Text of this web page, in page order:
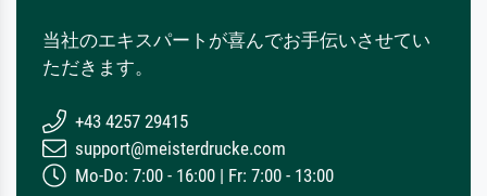
当社のエキスパートが喜んでお手伝いさせてい
ただきます。
+43 4257 29415
support@meisterdrucke.com
Mo-Do: 7:00 - 16:00 | Fr: 7:00 - 13:00